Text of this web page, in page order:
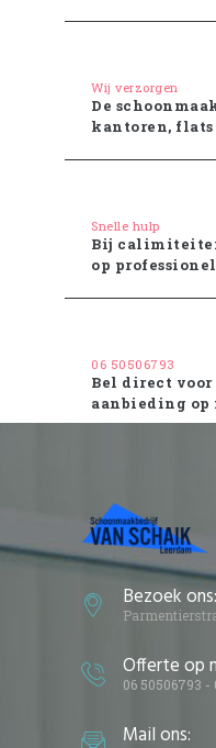
Wij verzorgen
De
kantoren, flats
Snelle hulp
Bij
op
06 50506793
Bel direct
aanbieding op
Bezoek ons:
Offerte op
06 50506793 -
Mail ons: